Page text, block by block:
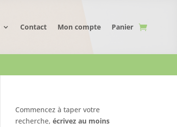
Contact Mon compte Panier
Commencez à taper votre
recherche,écrivez au moins